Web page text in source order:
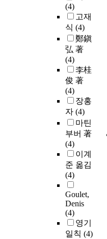
(4)
고재
식 (4)
鄭鎭
弘 著
(4)
李桂
俊 著
(4)
장홍
자 (4)
마틴
부버 著
(4)
이계
준 옮김
(4)
Goulet,
Denis
(4)
영기
일칙 (4)